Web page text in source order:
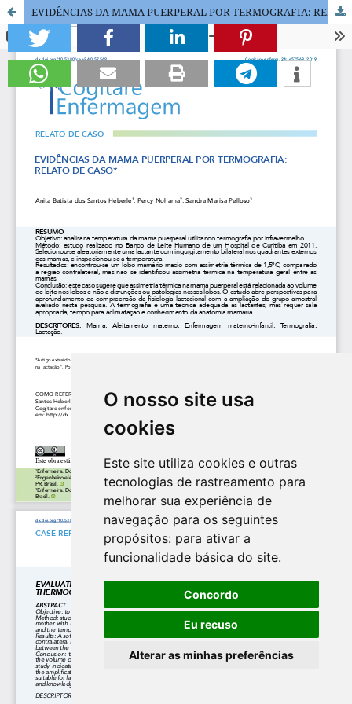
O nosso site usa
cookies
Este site utiliza cookies e outras
tecnologias de rastreamento para
melhorar sua experiência de
navegação para os seguintes
propósitos: para ativar a
funcionalidade básica do site.
Concordo
Eu recuso
Alterar as minhas preferências
EVIDÊNCIAS DA MAMA PUERPERAL POR TERMOGRAFIA: RELATO DE CASO